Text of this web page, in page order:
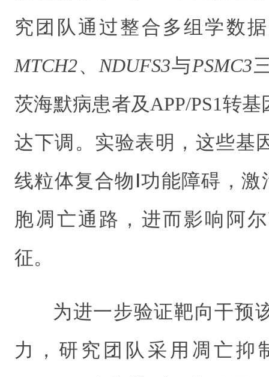
究团队通过整合多组学数
MTCH2、 NDUFS3与PSMC3
茨海默病患者及APP/PS1转
达下调。实验表明，这些基
线粒体复合物Ⅰ功能障碍，激
胞凋亡通路，进而影响阿
征。
为进一步验证靶向干预
力，研究团队采用凋亡抑